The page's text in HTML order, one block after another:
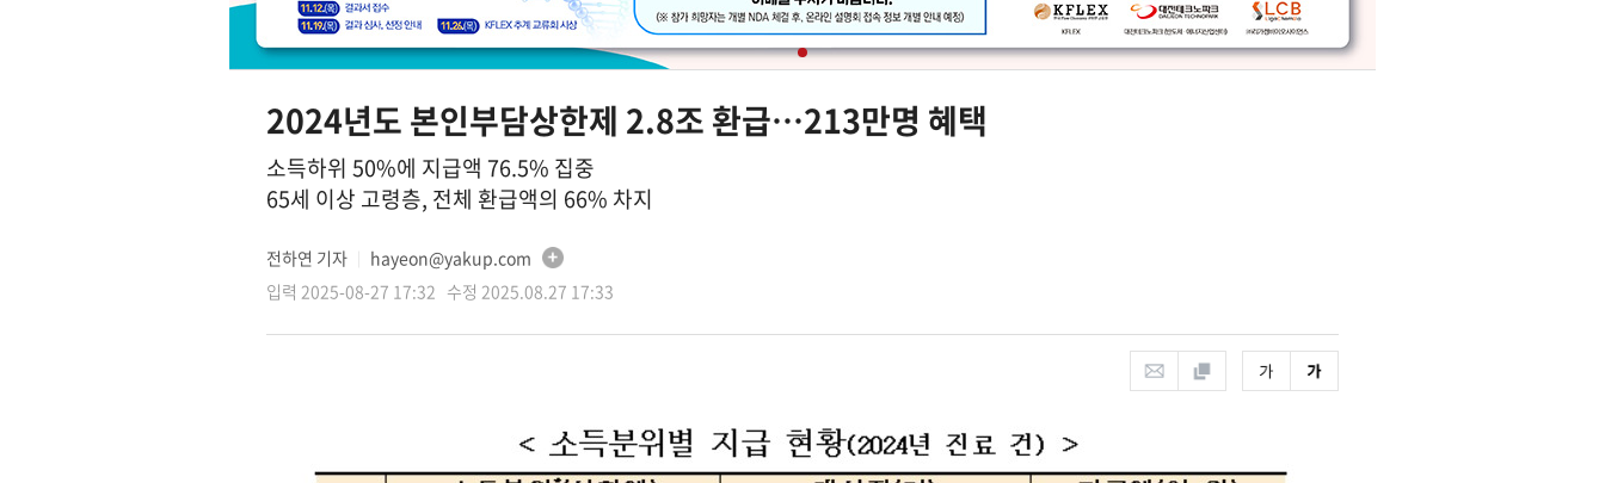
2024년도 본인부담상한제 2.8조 환급…213만명 혜택
소득하위 50%에 지급액 76.5% 집중
65세 이상 고령층, 전체 환급액의 66% 차지
전하연 기자
hayeon@yakup.com
입력 2025-08-27 17:32 수정 2025.08.27 17:33